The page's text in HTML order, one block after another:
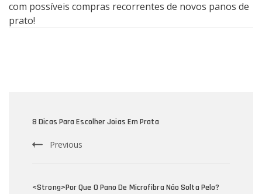
com possíveis compras recorrentes de novos panos de
prato!
Navigation
8 Dicas Para Escolher Joias Em Prata
Previous
<strong>Por Que O Pano De Microfibra Não Solta Pelo?